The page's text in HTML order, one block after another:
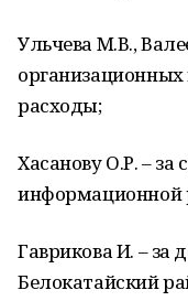
Ульчева М.В.,
расходы;
Хасанову О.Р. –
информационной
Гаврикова И. – за
Белокатайский